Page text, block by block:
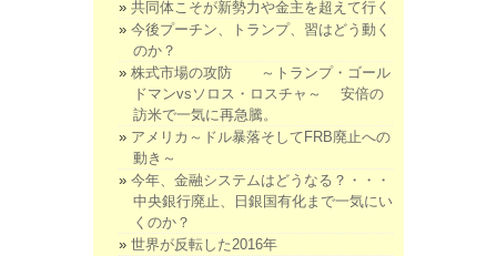
共同体こそが新勢力や金主を超えて行く
今後プーチン、トランプ、習はどう動く
のか？
株式市場の攻防 ～トランプ・ゴール
ドマンvsソロス・ロスチャ～ 安倍の
訪米で一気に再急騰。
アメリカ～ドル暴落そしてFRB廃止への
動き～
今年、金融システムはどうなる？・・・
中央銀行廃止、日銀国有化まで一気にい
くのか？
世界が反転した2016年